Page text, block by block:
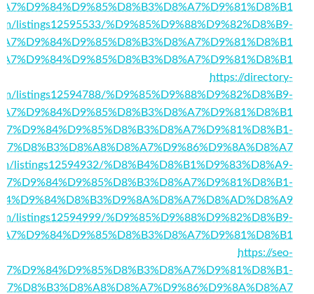
listings12595533/%D9%85%D9%88%D9%82%D8%B9-
https://directory-
listings12594788/%D9%85%D9%88%D9%82%D8%B9-
listings12594932/%D8%B4%D8%B1%D9%83%D8%A9-
listings12594999/%D9%85%D9%88%D9%82%D8%B9-
https://seo-